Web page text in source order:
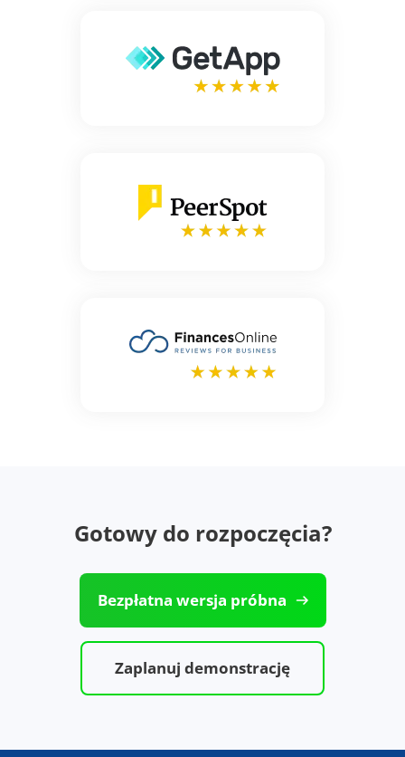
Gotowy do rozpoczęcia?
Bezpłatna wersja próbna